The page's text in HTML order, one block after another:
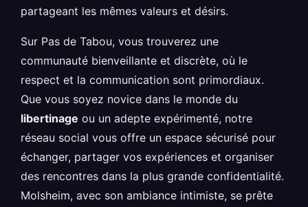
partageant les mêmes valeurs et désirs.
Sur Pas de Tabou, vous trouverez une
communauté bienveillante et discrète, où le
respect et la communication sont primordiaux.
Que vous soyez novice dans le monde du
libertinage ou un adepte expérimenté, notre
réseau social vous offre un espace sécurisé pour
échanger, partager vos expériences et organiser
des rencontres dans la plus grande confidentialité.
Molsheim, avec son ambiance intimiste, se prête